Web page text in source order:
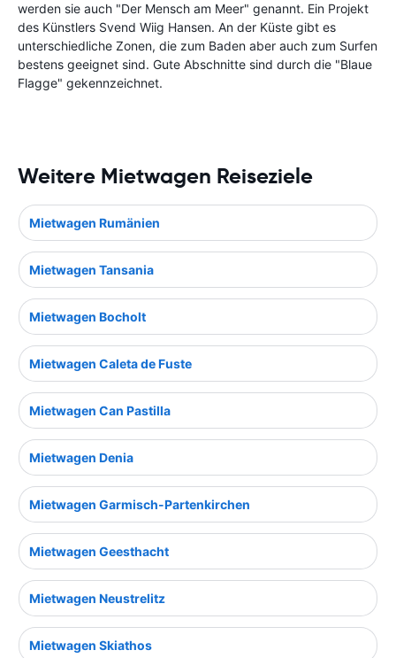
werden sie auch "Der Mensch am Meer" genannt. Ein Projekt
des Künstlers Svend Wiig Hansen. An der Küste gibt es
unterschiedliche Zonen, die zum Baden aber auch zum Surfen
bestens geeignet sind. Gute Abschnitte sind durch die "Blaue
Flagge" gekennzeichnet.
Weitere Mietwagen Reiseziele
Mietwagen Rumänien
Mietwagen Tansania
Mietwagen Bocholt
Mietwagen Caleta de Fuste
Mietwagen Can Pastilla
Mietwagen Denia
Mietwagen Garmisch-Partenkirchen
Mietwagen Geesthacht
Mietwagen Neustrelitz
Mietwagen Skiathos